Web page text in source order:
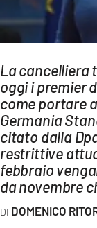
LAC TV
LAC NETWORK
LAC ONAIR
LaC
Network
LACPLAY.IT
LACTV.IT
LACONAIR.IT
LACITYMAG.IT
La cancelliera
oggi i premier
come portare
Germania
citato dalla
restrittive
febbraio
da novembre
DOMENICO